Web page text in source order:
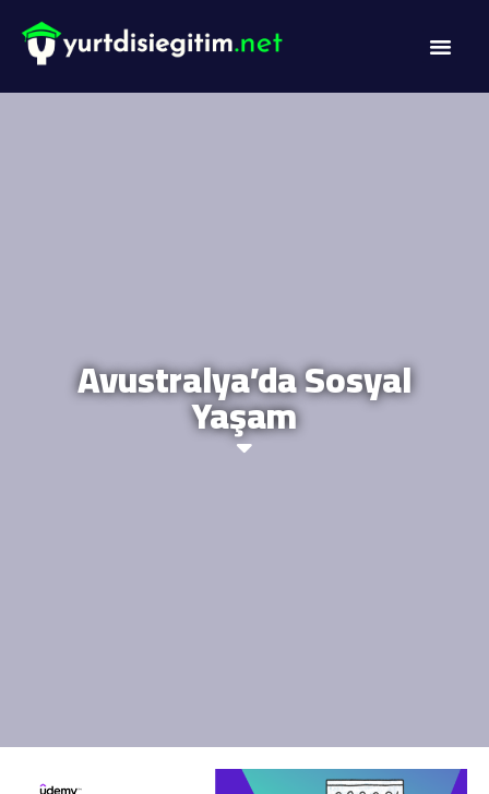
Avustralya’da Sosyal
Yaşam